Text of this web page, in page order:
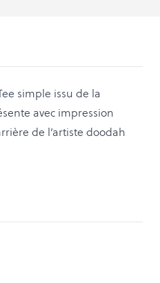
simple issu de la
avec impression
de l’artiste doodah